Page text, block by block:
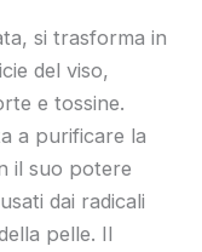
si trasforma in
del viso,
e tossine.
a purificare la
il suo potere
dai radicali
pelle. Il